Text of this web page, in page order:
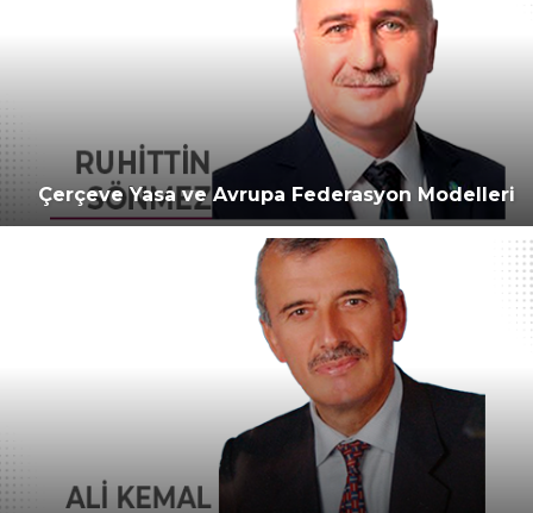
Çerçeve Yasa ve Avrupa Federasyon Modelleri